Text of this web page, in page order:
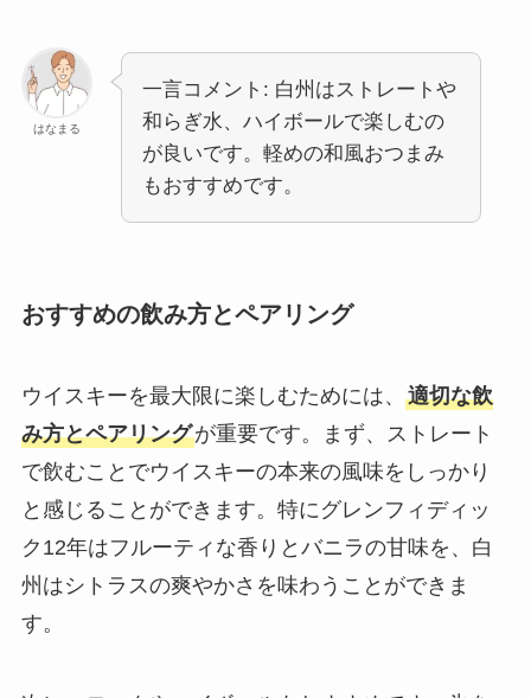
はなまる
一言コメント: 白州はストレートや
和らぎ水、ハイボールで楽しむの
が良いです。軽めの和風おつまみ
もおすすめです。
おすすめの飲み方とペアリング
ウイスキーを最大限に楽しむためには、 適切な飲
み方とペアリングが重要です。まず、ストレート
で飲むことでウイスキーの本来の風味をしっかり
と感じることができます。特にグレンフィディッ
ク12年はフルーティな香りとバニラの甘味を、白
州はシトラスの爽やかさを味わうことができま
す。